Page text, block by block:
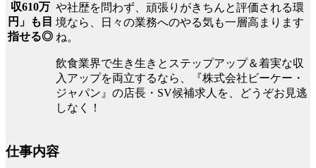
収610万
円」も目
指せる◎
や社歴を問わず、頑張りがきちんと評価される環
境なら、日々の業務へのやる気も一層高まります
ね。
飲食業界で生き生きとステップアップ＆着実な収
入アップを両立するなら、『株式会社ビーケー・
ジャパン』の店長・SV候補求人を、どうぞお見逃
しなく！
仕事内容